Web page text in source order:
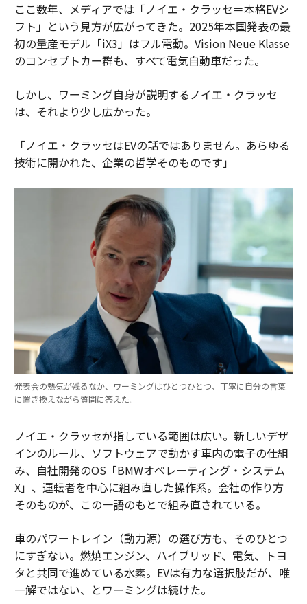
ここ数年、メディアでは「ノイエ・クラッセ＝本格EVシ
フト」という見方が広がってきた。2025年本国発表の最
初の量産モデル「iX3」はフル電動。Vision Neue Klasse
のコンセプトカー群も、すべて電気自動車だった。
しかし、ワーミング自身が説明するノイエ・クラッセ
は、それより少し広かった。
「ノイエ・クラッセはEVの話ではありません。あらゆる
技術に開かれた、企業の哲学そのものです」
発表会の熱気が残るなか、ワーミングはひとつひとつ、丁寧に自分の言葉
に置き換えながら質問に答えた。
ノイエ・クラッセが指している範囲は広い。新しいデザ
インのルール、ソフトウェアで動かす車内の電子の仕組
み、自社開発のOS「BMWオペレーティング・システム
X」、運転者を中心に組み直した操作系。会社の作り方
そのものが、この一語のもとで組み直されている。
車のパワートレイン（動力源）の選び方も、そのひとつ
にすぎない。燃焼エンジン、ハイブリッド、電気、トヨ
タと共同で進めている水素。EVは有力な選択肢だが、唯
一解ではない、とワーミングは続けた。